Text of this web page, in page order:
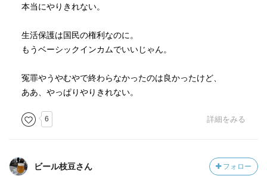
本当にやりきれない。
生活保護は国民の権利なのに。
もうベーシックインカムでいいじゃん。
冤罪やうやむやで終わらなかったのは良かったけど、
ああ、やっぱりやりきれない。
6 詳細をみる
ビール枝豆さん フォロー